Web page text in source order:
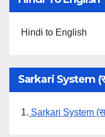
Hindi to English
Sarkari System
1. Sarkari System